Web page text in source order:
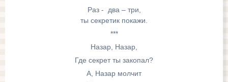
Раз - два – три,
ты секретик покажи.
***
Назар, Назар,
Где секрет ты закопал?
А, Назар молчит